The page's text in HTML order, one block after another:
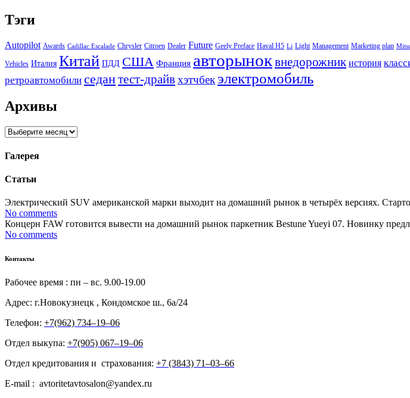
Тэги
Autopilot Awards Cadillac Escalade Chrysler Citroen Dealer Future Geely Preface Haval H5 Li Light Management Marketing plan
Vehicles Италия Китай ПДД США Франция авторыноквнедорожник история
ретроавтомобили седантест-драйвхэтчбек электромобиль
Архивы
Архивы
Галерея
Статьи
Электрический SUV американской марки выходит на домашний рынок в четырёх версиях.
No comments
Концерн FAW готовится вывести на домашний рынок паркетник Bestune Yueyi 07. Новинку
No comments
Контакты
Рабочее время : пн – вс. 9.00-19.00
Адрес: г.Новокузнецк , Кондомское ш., 6а/24
Телефон: +7(962) 734‒19‒06
Отдел выкупа: +7(905) 067‒19‒06
Отдел кредитования и страхования: +7 (3843) 71‒03‒66
E-mail : avtoritetavtosalon@yandex.ru